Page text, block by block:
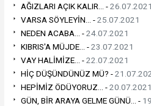
AĞIZLARI AÇIK KALIR... -26.07.2021
VARSA SÖYLEYİN... -25.07.2021
NEDEN ACABA... -24.07.2021
KIBRIS'A MÜJDE... -23.07.2021
VAY HALİMİZE... -22.07.2021
HİÇ DÜŞÜNDÜNÜZ MÜ? -
HEPİMİZ ÖDÜYORUZ... -20.07.2021
GÜN, BİR ARAYA GELME GÜNÜ... -